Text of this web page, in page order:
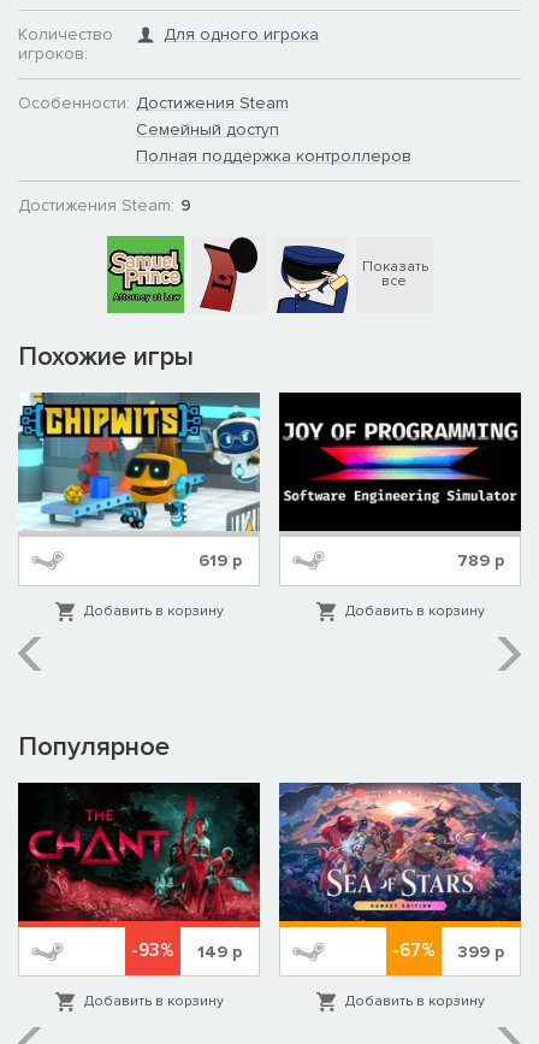
Количество
игроков:
Для одного игрока
Особенности: Достижения Steam
Семейный доступ
Полная поддержка контроллеров
Достижения Steam: 9
Показать
все
Похожие игры
619р
Добавить в корзину
789 р
Добавить в корзину
Популярное
-93% 149 р
Добавить в корзину
-67% 399 р
Добавить в корзину